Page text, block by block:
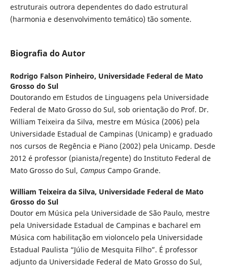
estruturais outrora dependentes do dado estrutural
(harmonia e desenvolvimento temático) tão somente.
Biografia do Autor
Rodrigo Falson Pinheiro, Universidade Federal de Mato
Grosso do Sul
Doutorando em Estudos de Linguagens pela Universidade
Federal de Mato Grosso do Sul, sob orientação do Prof. Dr.
William Teixeira da Silva, mestre em Música (2006) pela
Universidade Estadual de Campinas (Unicamp) e graduado
nos cursos de Regência e Piano (2002) pela Unicamp. Desde
2012 é professor (pianista/regente) do Instituto Federal de
Mato Grosso do Sul, Campus Campo Grande.
William Teixeira da Silva, Universidade Federal de Mato
Grosso do Sul
Doutor em Música pela Universidade de São Paulo, mestre
pela Universidade Estadual de Campinas e bacharel em
Música com habilitação em violoncelo pela Universidade
Estadual Paulista “Júlio de Mesquita Filho”. É professor
adjunto da Universidade Federal de Mato Grosso do Sul,